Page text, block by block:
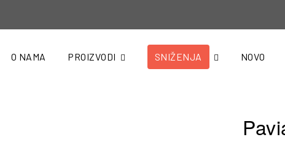
O NAMA PROIZVODI SNIŽENJA NOVO